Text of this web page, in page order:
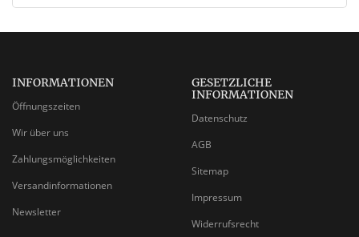
INFORMATIONEN
Öffnungszeiten
Wir über uns
Zahlungsmöglichkeiten
Versandinformationen
Newsletter
GESETZLICHE
INFORMATIONEN
Datenschutz
AGB
Sitemap
Impressum
Widerrufsrecht